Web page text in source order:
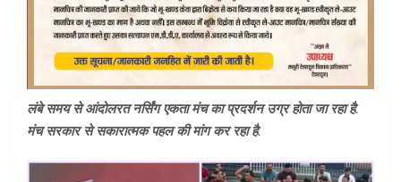
लंबे समय से आंदोलरत नर्सिंग एकता मंच का प्रदर्शन उग्र होता जा रहा है.
मंच सरकार से सकारात्मक पहल की मांग कर रहा है.